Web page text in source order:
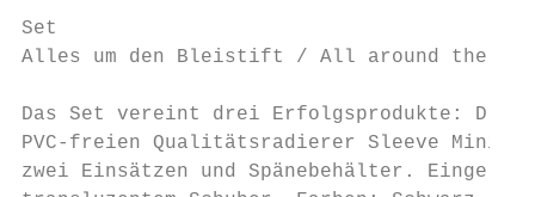
Set
Alles um den Bleistift / All around the
Das Set vereint drei Erfolgsprodukte:
PVC-freien Qualitätsradierer Sleeve Mini
zwei Einsätzen und Spänebehälter.